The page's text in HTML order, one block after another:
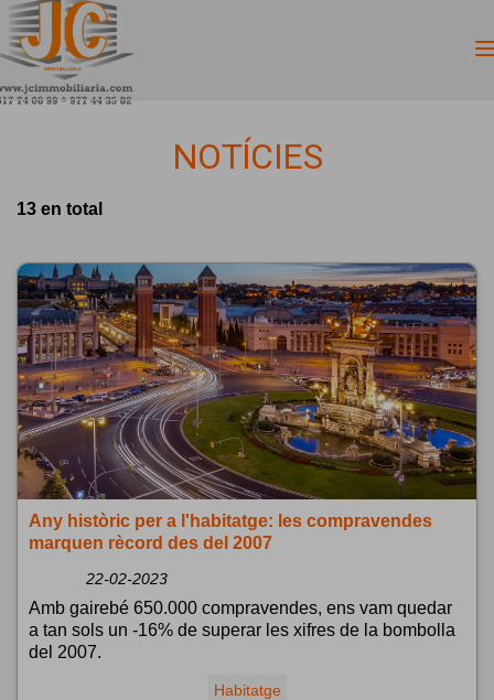
NOTÍCIES
13 en total
Any històric per a l'habitatge: les compravendes
marquen rècord des del 2007
22-02-2023
Amb gairebé 650.000 compravendes, ens vam quedar
a tan sols un -16% de superar les xifres de la bombolla
del 2007.
Habitatge